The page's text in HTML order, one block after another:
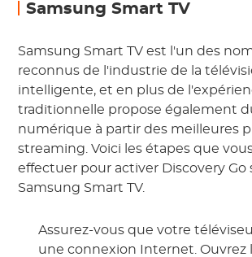
Samsung Smart TV
Samsung Smart TV est l'un des
reconnus de l'industrie de la
intelligente, et en plus de
traditionnelle propose également
numérique à partir des meilleures
streaming. Voici les étapes que
effectuer pour activer Discovery Go
Samsung Smart TV.
Assurez-vous que votre
une connexion Internet. Ouvrez